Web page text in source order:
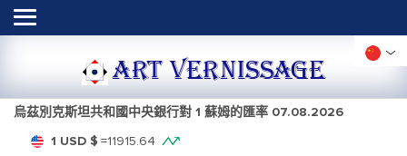
ART VERNISSAGE
烏茲別克斯坦共和國中央銀行對 1 蘇姆的匯率 07.08.2026
1 USD $ =11915.64